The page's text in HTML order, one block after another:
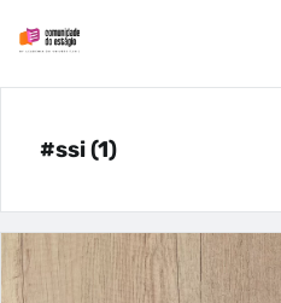
#ssi (1)